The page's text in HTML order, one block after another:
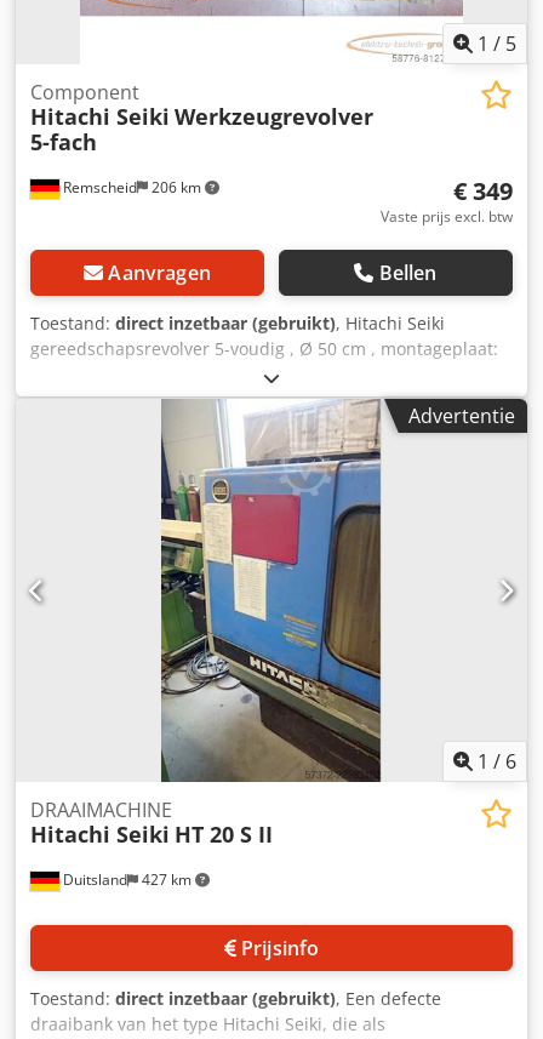
1 / 5
Remscheid 206 km
Component
Hitachi Seiki Werkzeugrevolver
5-fach
€ 349
Vaste prijs excl. btw
Aanvragen Bellen
Toestand: direct inzetbaar (gebruikt), Hitachi Seiki
gereedschapsrevolver 5-voudig , Ø 50 cm , montageplaat:
235 x 345 mm , Ø gat voor gereedschapshouders: 40 mm ,
gebruikt, normale gebruikssporen, 100% functioneel,
leveringsomvang volgens foto's LET OP: kosten voor
verpakking en transport apart opvragen! ATTENTIE: kosten
voor verpakking en transport apart opvragen! Dwsdpfx Aoi
Advertentie
1 / 6
Duitsland 427 km
DRAAIMACHINE
Hitachi Seiki HT 20 S II
Prijsinfo
Toestand: direct inzetbaar (gebruikt), Een defecte
draaibank van het type Hitachi Seiki, die als